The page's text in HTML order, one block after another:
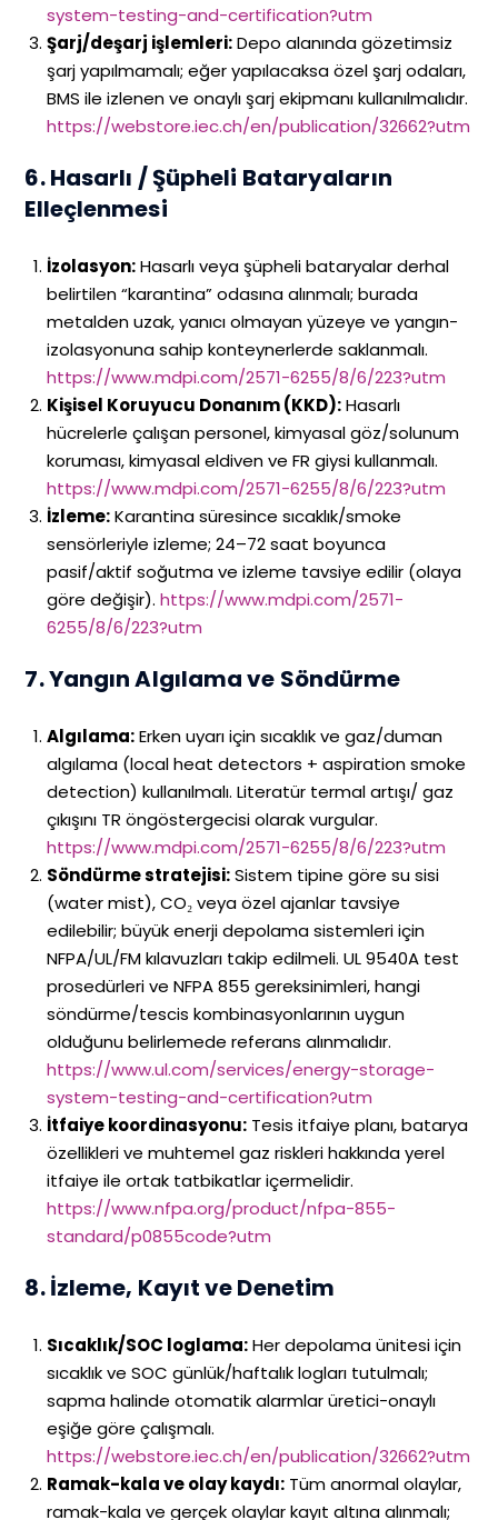
system-testing-and-certification?utm
Şarj/deşarj işlemleri:Depo alanında gözetimsiz
şarj yapılmamalı; eğer yapılacaksa özel şarj odaları,
BMS ile izlenen ve onaylı şarj ekipmanı kullanılmalıdır.
https://webstore.iec.ch/en/publication/32662?utm
6. Hasarlı / Şüpheli Bataryaların
Elleçlenmesi
İzolasyon:Hasarlı veya şüpheli bataryalar derhal
belirtilen “karantina” odasına alınmalı; burada
metalden uzak, yanıcı olmayan yüzeye ve yangın-
izolasyonuna sahip konteynerlerde saklanmalı.
https://www.mdpi.com/2571-6255/8/6/223?utm
Kişisel Koruyucu Donanım (KKD):Hasarlı
hücrelerle çalışan personel, kimyasal göz/solunum
koruması, kimyasal eldiven ve FR giysi kullanmalı.
https://www.mdpi.com/2571-6255/8/6/223?utm
İzleme:Karantina süresince sıcaklık/smoke
sensörleriyle izleme; 24–72 saat boyunca
pasif/aktif soğutma ve izleme tavsiye edilir (olaya
göre değişir).https://www.mdpi.com/2571-
6255/8/6/223?utm
7. Yangın Algılama ve Söndürme
Algılama:Erken uyarı için sıcaklık ve gaz/duman
algılama (local heat detectors + aspiration smoke
detection) kullanılmalı. Literatür termal artışı/ gaz
çıkışını TR öngöstergecisi olarak vurgular.
https://www.mdpi.com/2571-6255/8/6/223?utm
Söndürme stratejisi:Sistem tipine göre su sisi
(water mist), CO₂ veya özel ajanlar tavsiye
edilebilir; büyük enerji depolama sistemleri için
NFPA/UL/FM kılavuzları takip edilmeli. UL 9540A test
prosedürleri ve NFPA 855 gereksinimleri, hangi
söndürme/tescis kombinasyonlarının uygun
olduğunu belirlemede referans alınmalıdır.
https://www.ul.com/services/energy-storage-
system-testing-and-certification?utm
İtfaiye koordinasyonu: Tesis itfaiye planı, batarya
özellikleri ve muhtemel gaz riskleri hakkında yerel
itfaiye ile ortak tatbikatlar içermelidir.
https://www.nfpa.org/product/nfpa-855-
standard/p0855code?utm
8. İzleme, Kayıt ve Denetim
Sıcaklık/SOC loglama:Her depolama ünitesi için
sıcaklık ve SOC günlük/haftalık logları tutulmalı;
sapma halinde otomatik alarmlar üretici-onaylı
eşiğe göre çalışmalı.
https://webstore.iec.ch/en/publication/32662?utm
Ramak-kala ve olay kaydı: Tüm anormal olaylar,
ramak-kala ve gerçek olaylar kayıt altına alınmalı;